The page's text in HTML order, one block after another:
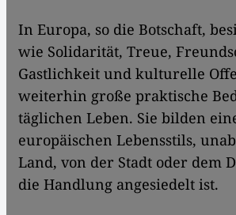
In Europa, so die Botschaft,
wie Solidarität, Treue,
Gastlichkeit und kulturelle
weiterhin große praktische
täglichen Leben. Sie bilden
europäischen Lebensstils,
Land, von der Stadt oder dem
die Handlung angesiedelt ist.